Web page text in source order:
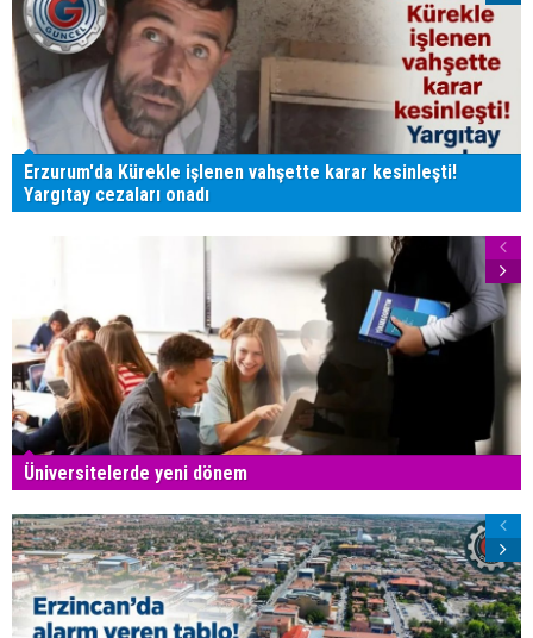
Erzurum'da Kürekle işlenen vahşette karar kesinleşti!
Yargıtay cezaları onadı
Üniversitelerde yeni dönem